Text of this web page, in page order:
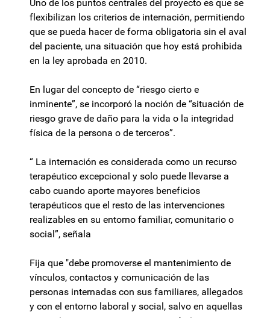
Uno de los puntos centrales del proyecto es que se
flexibilizan los criterios de internación, permitiendo
que se pueda hacer de forma obligatoria sin el aval
del paciente, una situación que hoy está prohibida
en la ley aprobada en 2010.
En lugar del concepto de “riesgo cierto e
inminente”, se incorporó la noción de “situación de
riesgo grave de daño para la vida o la integridad
física de la persona o de terceros”.
“ La internación es considerada como un recurso
terapéutico excepcional y solo puede llevarse a
cabo cuando aporte mayores beneficios
terapéuticos que el resto de las intervenciones
realizables en su entorno familiar, comunitario o
social”, señala
Fija que "debe promoverse el mantenimiento de
vínculos, contactos y comunicación de las
personas internadas con sus familiares, allegados
y con el entorno laboral y social, salvo en aquellas